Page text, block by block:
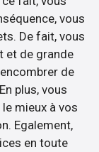
vous
De fait, vous
et de grande
de
plus, vous
mieux à vos
Egalement,
en toute